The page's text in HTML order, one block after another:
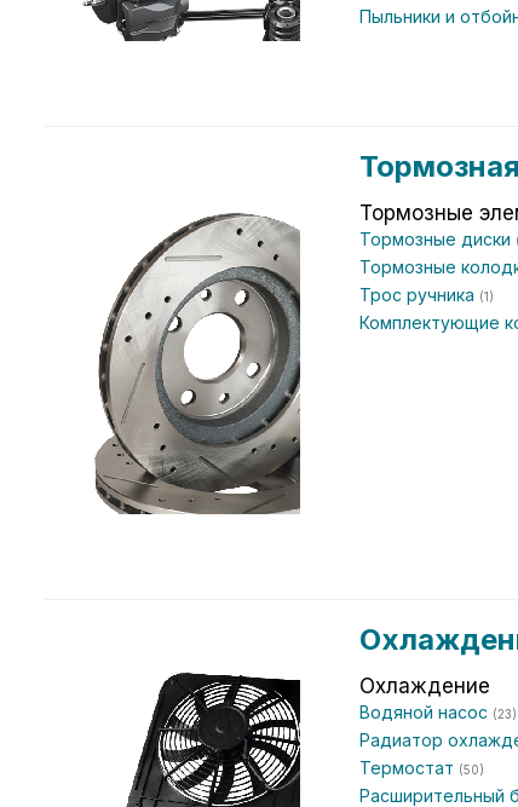
Пыльники и
Тормозные
Тормозные диски
Тормозные
Трос ручника (1)
Комплектующие
Охлаждение
Водяной насос (23)
Радиатор
Термостат (50)
Расширительный